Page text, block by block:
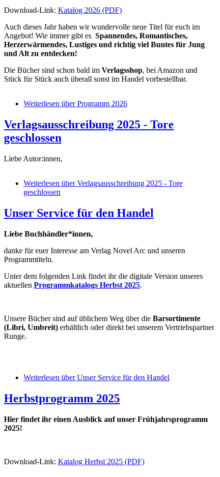
Download-Link: Katalog 2026 (PDF)
Auch dieses Jahr haben wir wundervolle neue Titel für euch im
Angebot! Wie immer gibt es Spannendes, Romantisches,
Herzerwärmendes, Lustiges und richtig viel Buntes für Jung
und Alt zu entdecken!
Die Bücher sind schon bald im Verlagsshop, bei Amazon und
Stück für Stück auch überall sonst im Handel vorbestellbar.
Weiterlesen über Programm 2026
Verlagsausschreibung 2025 - Tore
geschlossen
Liebe Autor:innen,
Weiterlesen über Verlagsausschreibung 2025 - Tore
geschlossen
Unser Service für den Handel
Liebe Buchhändler*innen,
danke für euer Interesse am Verlag Novel Arc und unseren
Programmtiteln.
Unter dem folgenden Link findet ihr die digitale Version unseres
aktuellen Programmkatalogs Herbst 2025.
Unsere Bücher sind auf üblichem Weg über die Barsortimente
(Libri, Umbreit) erhältlich oder direkt bei unserem Vertriebspartner
Runge.
Weiterlesen über Unser Service für den Handel
Herbstprogramm 2025
Hier findet ihr einen Ausblick auf unser Frühjahrsprogramm
2025!
Download-Link: Katalog Herbst 2025 (PDF)